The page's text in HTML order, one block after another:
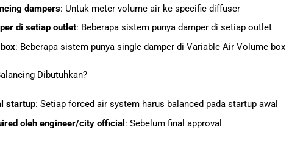
dampers: Untuk meter volume air ke specific diffuser
di setiap outlet: Beberapa sistem punya damper di setiap outlet
: Beberapa sistem punya single damper di Variable Air Volume box
Dibutuhkan?
startup: Setiap forced air system harus balanced pada startup awal
oleh engineer/city official : Sebelum final approval